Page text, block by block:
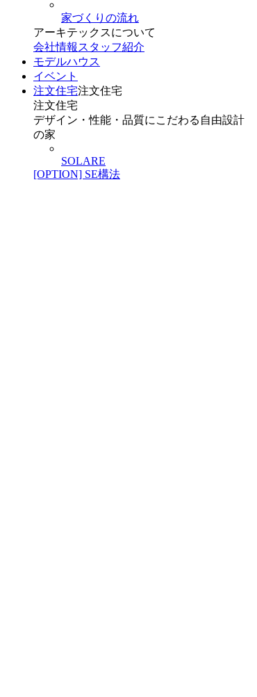
家づくりの流れ
アーキテックスについて
会社情報 スタッフ紹介
モデルハウス
イベント
注文住宅注文住宅
注文住宅
デザイン・性能・品質にこだわる自由設計
の家
SOLARE
[OPTION] SE構法